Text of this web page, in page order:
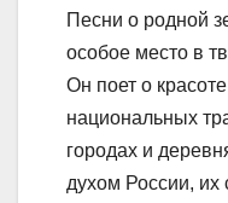
Песни о родной
особое место в
Он поет о
национальных
городах и
духом России, их